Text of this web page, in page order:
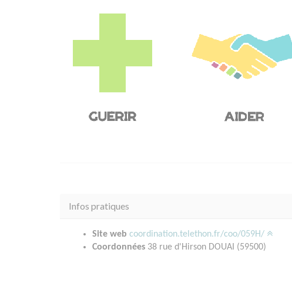
Infos pratiques
Site web coordination.telethon.fr/coo/059H/
Coordonnées 38 rue d'Hirson DOUAI (59500)